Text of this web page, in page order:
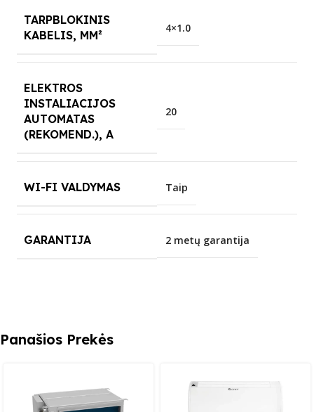
TARPBLOKINIS
KABELIS, MM²
4×1.0
ELEKTROS
INSTALIACIJOS
AUTOMATAS
(REKOMEND.), A
20
WI-FI VALDYMAS Taip
GARANTIJA 2 metų garantija
Panašios Prekės